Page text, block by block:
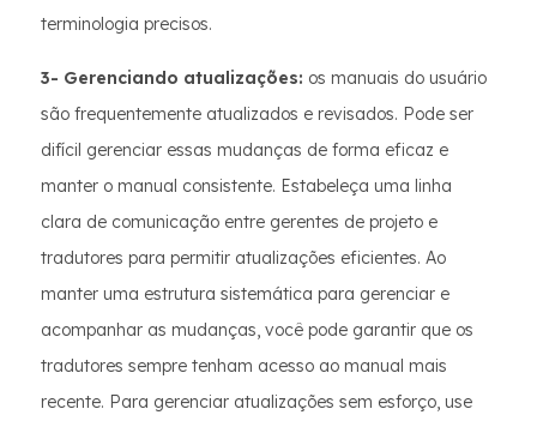
terminologia precisos.
3- Gerenciando atualizações: os manuais do usuário
são frequentemente atualizados e revisados. Pode ser
difícil gerenciar essas mudanças de forma eficaz e
manter o manual consistente. Estabeleça uma linha
clara de comunicação entre gerentes de projeto e
tradutores para permitir atualizações eficientes. Ao
manter uma estrutura sistemática para gerenciar e
acompanhar as mudanças, você pode garantir que os
tradutores sempre tenham acesso ao manual mais
recente. Para gerenciar atualizações sem esforço, use